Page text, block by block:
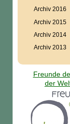
Archiv 2016
Archiv 2015
Archiv 2014
Archiv 2013
Freunde
der